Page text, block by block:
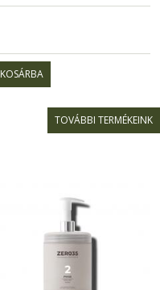
KOSÁRBA
TOVÁBBI TERMÉKEINK